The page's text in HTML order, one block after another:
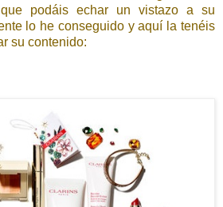
podáis echar un vistazo a su
lo he conseguido y aquí la tenéis
su contenido: